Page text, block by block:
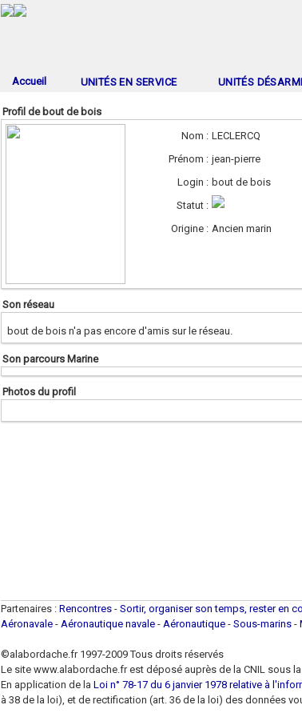
Accueil UNITÉS EN SERVICE UNITÉS
Profil de bout de bois
Nom : LECLERCQ
Prénom : jean-pierre
Login : bout de bois
Statut :
Origine : Ancien marin
Son réseau
bout de bois n'a pas encore d'amis sur le réseau.
Son parcours Marine
Photos du profil
Partenaires : Rencontres - Sortir, organiser son temps, rester en
Aéronavale - Aéronautique navale - Aéronautique - Sous-marins -
©alabordache.fr 1997-2009 Tous droits réservés
Le site www.alabordache.fr est déposé auprès de la CNIL sous
En application de la Loi n° 78-17 du 6 janvier 1978 relative à
à 38 de la loi), et de rectification (art. 36 de la loi) des données